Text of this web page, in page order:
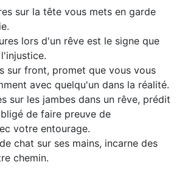
sur la tête vous mets en garde
lors d'un rêve est le signe que
sur front, promet que vous vous
avec quelqu'un dans la réalité.
sur les jambes dans un rêve, prédit
de faire preuve de
votre entourage.
chat sur ses mains, incarne des
chemin.